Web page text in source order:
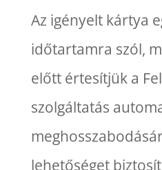
Az igényelt kártya
időtartamra szól,
előtt értesítjük a
szolgáltatás
lehetőséget